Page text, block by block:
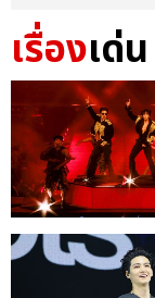
เรื่องเด่น